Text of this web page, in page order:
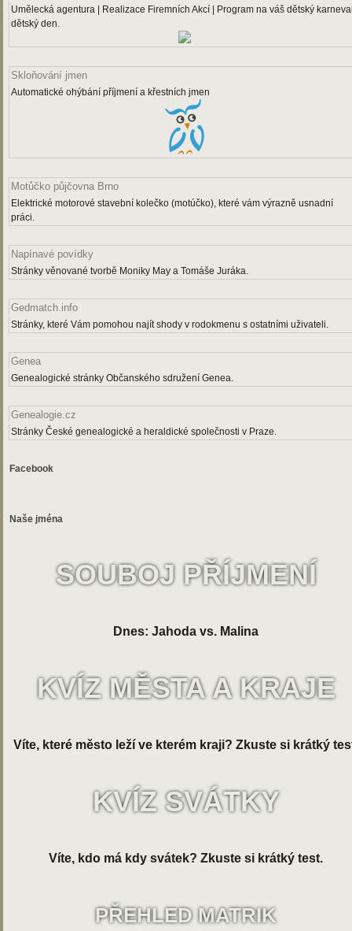
Umělecká agentura | Realizace Firemních Akcí | Program na váš dětský
dětský den.
Skloňování jmen
Automatické ohýbání příjmení a křestních jmen
Motůčko půjčovna Brno
Elektrické motorové stavební kolečko (motúčko), které vám výrazně usnadní
práci.
Napínavé povídky
Stránky věnované tvorbě Moniky May a Tomáše Juráka.
Gedmatch.info
Stránky, které Vám pomohou najít shody v rodokmenu s ostatními uživateli.
Genea
Genealogické stránky Občanského sdružení Genea.
Genealogie.cz
Stránky České genealogické a heraldické společnosti v Praze.
Facebook
Naše jména
SOUBOJ PŘÍJMENÍ
Dnes: Jahoda vs. Malina
KVÍZ MĚSTA A KRAJE
Víte, které město leží ve kterém kraji? Zkuste si krátký
KVÍZ SVÁTKY
Víte, kdo má kdy svátek? Zkuste si krátký test.
PŘEHLED MATRIK